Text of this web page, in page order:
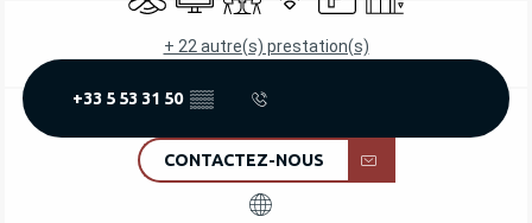
+ 22 autre(s) prestation(s)
+33 5 53 31 50 ▒▒
CONTACTEZ-NOUS